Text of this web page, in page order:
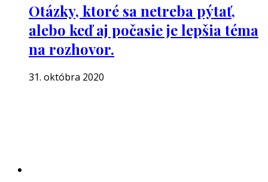
Otázky, ktoré sa netreba pýtať,
alebo keď aj počasie je lepšia téma
na rozhovor.
31. októbra 2020